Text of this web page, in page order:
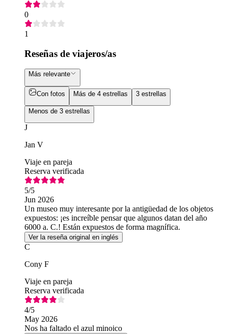
0
1
Reseñas de viajeros/as
Más relevante
Con fotos Más de 4 estrellas 3 estrellas
Menos de 3 estrellas
J
Jan V
Viaje en pareja
Reserva verificada
5/5
Jun 2026
Un museo muy interesante por la antigüedad de los objetos
expuestos: ¡es increíble pensar que algunos datan del año
6000 a. C.! Están expuestos de forma magnífica.
Ver la reseña original en inglés
C
Cony F
Viaje en pareja
Reserva verificada
4/5
May 2026
Nos ha faltado el azul minoico